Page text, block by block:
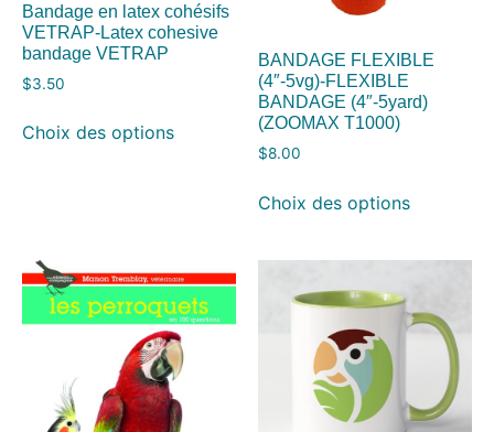
Bandage en latex cohésifs
VETRAP-Latex cohesive
bandage VETRAP
$3.50
Choix des options
BANDAGE FLEXIBLE
(4″-5vg)-FLEXIBLE
BANDAGE (4″-5yard)
(ZOOMAX T1000)
$8.00
Choix des options